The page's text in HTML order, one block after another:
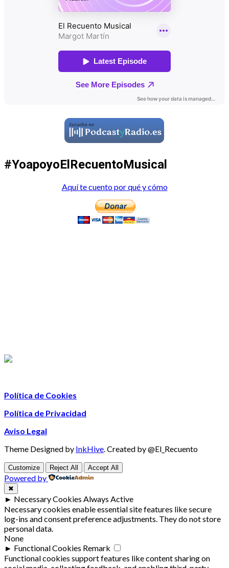
#YoapoyoElRecuentoMusical
Aquí te cuento por qué y cómo
Política de Cookies
Política de Privacidad
Aviso Legal
Theme Designed by InkHive.Created by @El_Recuento
Customize Reject All Accept All
Powered by
✖
► Necessary Cookies Always Active
Necessary cookies enable essential site features like secure
log-ins and consent preference adjustments. They do not store
personal data.
None
► Functional Cookies Remark
Functional cookies support features like content sharing on